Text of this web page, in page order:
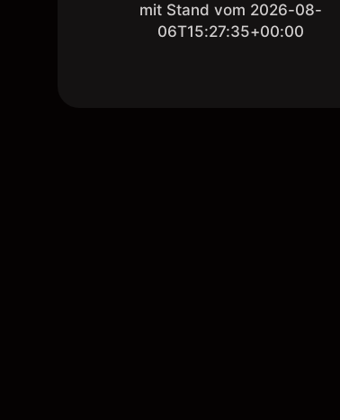
mit Stand vom 2026-08-
06T15:27:35+00:00